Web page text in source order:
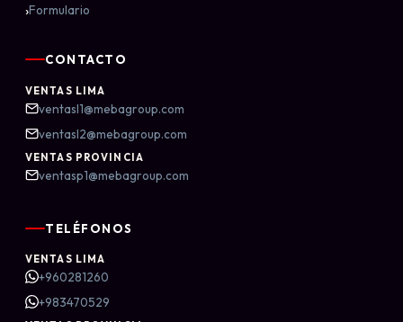
›Formulario
CONTACTO
VENTAS LIMA
ventasl1@mebagroup.com
ventasl2@mebagroup.com
VENTAS PROVINCIA
ventasp1@mebagroup.com
TELÉFONOS
VENTAS LIMA
+960281260
+983470529